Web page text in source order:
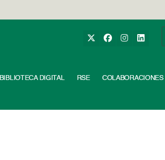
BIBLIOTECA DIGITAL RSE COLABORACIONES